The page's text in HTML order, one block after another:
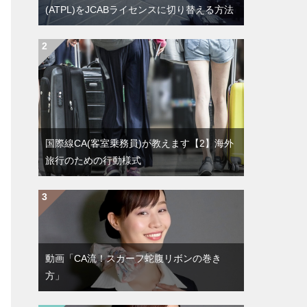
(ATPL)をJCABライセンスに切り替える方法
国際線CA(客室乗務員)が教えます【2】海外
旅行のための行動様式
動画「CA流！スカーフ蛇腹リボンの巻き
方」